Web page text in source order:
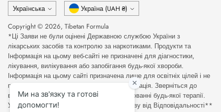
Мова
Українська Валюта
Україна (UAH ₴)
Copyright © 2026, Tibetan Formula
*Ці Заяви не були оцінені Державною службою України з
лікарських засобів та контролю за наркотиками. Продукти та
Інформація на цьому веб-сайті не призначені для діагностики,
лікування, вилікування або запобігання будь-якої хвороби.
Інформація на цьому сайті призначена лише для освітніх цілей і не
повинна розглядатися як медична консультація. Зверніться до
відповідного медичного фахівця при оцінюванні будь-якої терапії.
Уважно прочитайте Повну Медичну Відмову від Відповідальності**